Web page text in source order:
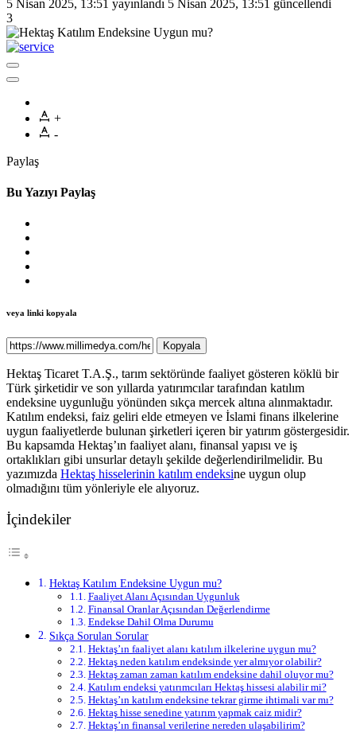
5 Nisan 2025, 13:51 yayınlandı 5 Nisan 2025, 13:51 güncellendi
3
+
-
Paylaş
Bu Yazıyı Paylaş
veya linki kopyala
Kopyala
Hektaş Ticaret T.A.Ş., tarım sektöründe faaliyet gösteren köklü bir
Türk şirketidir ve son yıllarda yatırımcılar tarafından katılım
endeksine uygunluğu yönünden sıkça mercek altına alınmaktadır.
Katılım endeksi, faiz geliri elde etmeyen ve İslami finans ilkelerine
uygun faaliyetlerde bulunan şirketleri içeren bir yatırım göstergesidir.
Bu kapsamda Hektaş’ın faaliyet alanı, finansal yapısı ve iş
ortaklıkları gibi unsurlar detaylı şekilde değerlendirilmelidir. Bu
yazımızda Hektaş hisselerinin katılım endeksine uygun olup
olmadığını tüm yönleriyle ele alıyoruz.
İçindekiler
Hektaş Katılım Endeksine Uygun mu?
Faaliyet Alanı Açısından Uygunluk
Finansal Oranlar Açısından Değerlendirme
Endekse Dahil Olma Durumu
Sıkça Sorulan Sorular
Hektaş’ın faaliyet alanı katılım ilkelerine uygun mu?
Hektaş neden katılım endeksinde yer almıyor olabilir?
Hektaş zaman zaman katılım endeksine dahil oluyor mu?
Katılım endeksi yatırımcıları Hektaş hissesi alabilir mi?
Hektaş’ın katılım endeksine tekrar girme ihtimali var mı?
Hektaş hisse senedine yatırım yapmak caiz midir?
Hektaş’ın finansal verilerine nereden ulaşabilirim?